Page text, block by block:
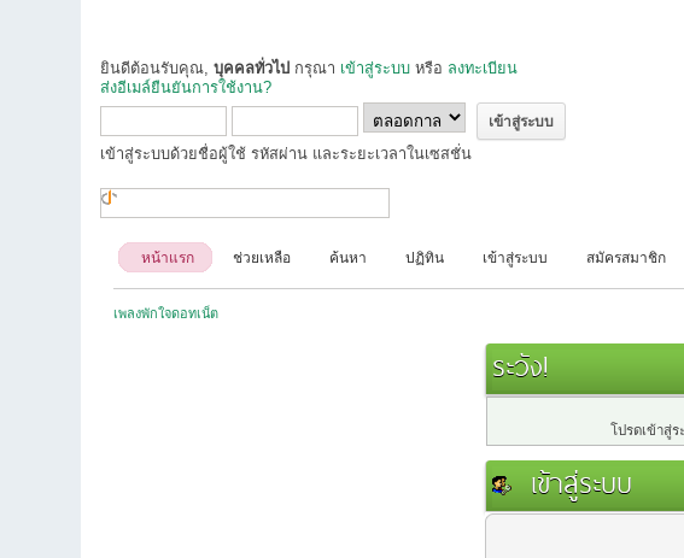
ยินดีต้อนรับคุณ,บุคคลทั่วไป กรุณา เข้าสู่ระบบ หรือ ลงทะเบียน
ส่งอีเมล์ยืนยันการใช้งาน?
เข้าสู่ระบบด้วยชื่อผู้ใช้ รหัสผ่าน และระยะเวลาในเซสชั่น
หน้าแรก ช่วยเหลือ ค้นหา ปฏิทิน เข้าสู่ระบบ สมัครสมาชิก
เพลงพักใจดอทเน็ต
ระวัง!
โปรดเข้าสู่ร
เข้าสู่ระบบ